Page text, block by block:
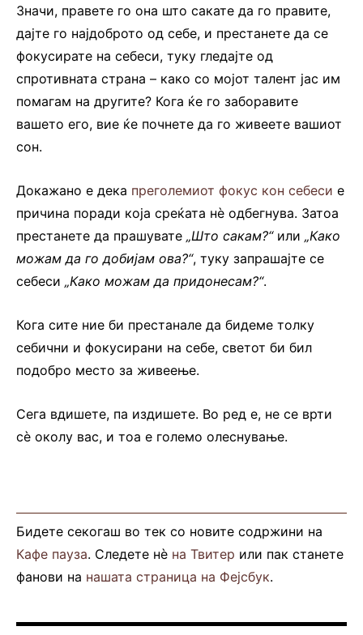
Значи, правете го она што сакате да го правите,
дајте го најдоброто од себе, и престанете да се
фокусирате на себеси, туку гледајте од
спротивната страна – како со мојот талент јас им
помагам на другите? Кога ќе го заборавите
вашето его, вие ќе почнете да го живеете вашиот
сон.
Докажано е дека преголемиот фокус кон себеси е
причина поради која среќата нè одбегнува. Затоа
престанете да прашувате „Што сакам?“или „Како
можам да го добијам ова?“, туку запрашајте се
себеси „Како можам да придонесам?“.
Кога сите ние би престанале да бидеме толку
себични и фокусирани на себе, светот би бил
подобро место за живеење.
Сега вдишете, па издишете. Во ред е, не се врти
сè околу вас, и тоа е големо олеснување.
Бидете секогаш во тек со новите содржини на
Кафе пауза. Следете нè на Твитер или пак станете
фанови на нашата страница на Фејсбук.